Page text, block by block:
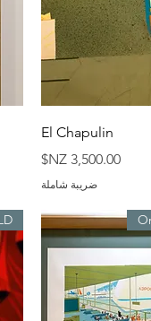
السريعEl Chapulin
السعر‏3,500.00 NZ$
ضريبة شاملة